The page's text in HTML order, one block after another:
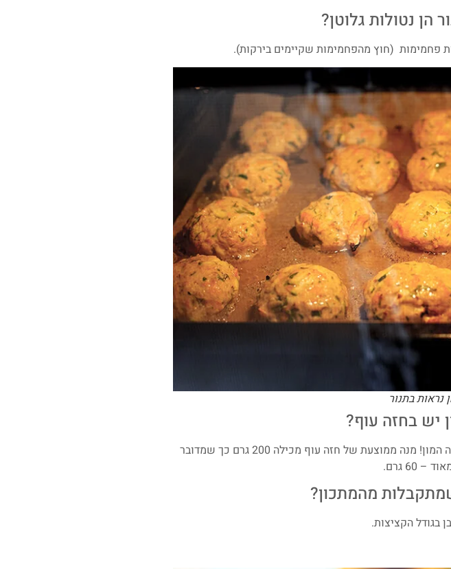
הן נטולות גלוטן?
פחמימות (חוץ מהפחמימות שקיימים בירקות).
נראות בתנור
יש בחזה עוף?
חזה עוף מכיל מעט קלוריות – 195 ל-100 גרם וכ-30 גרם חלבון שזה המון! מנה ממוצעת של חזה עוף מכילה 200 גרם כך שמדובר
60 גרם.
מהמתכון?